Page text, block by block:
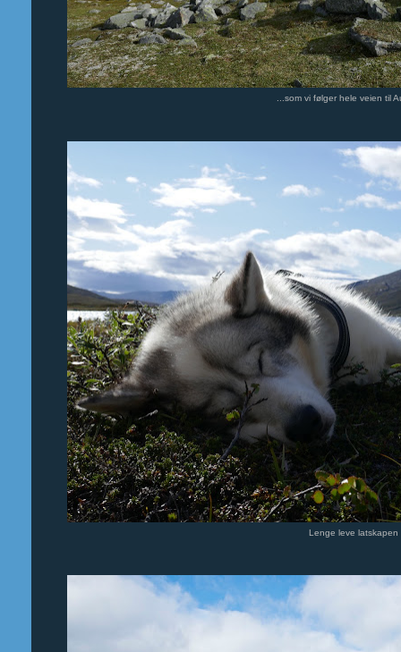
...som vi følger hele veien til
Lenge leve latskapen